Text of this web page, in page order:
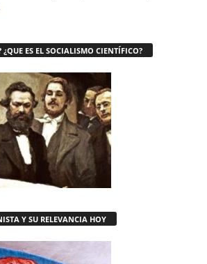
¿QUE ES EL SOCIALISMO CIENTÍFICO?
Y SU RELEVANCIA HOY